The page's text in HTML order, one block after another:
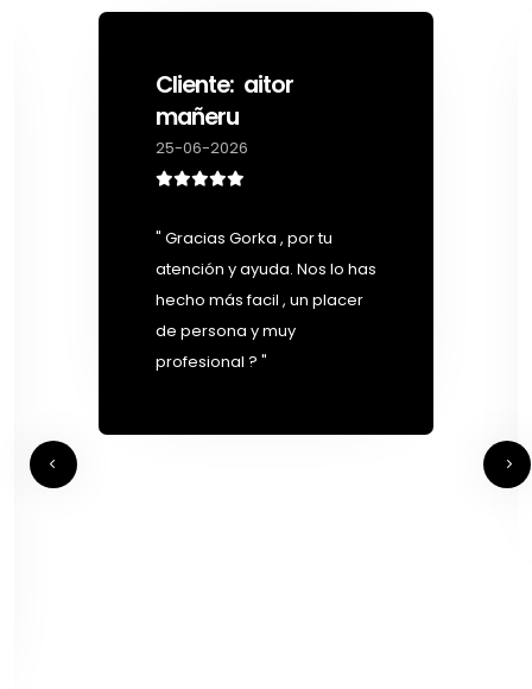
Cliente: aitor
mañeru
25-06-2026
" Gracias Gorka , por tu
atención y ayuda. Nos lo has
hecho más facil , un placer
de persona y muy
profesional ? "